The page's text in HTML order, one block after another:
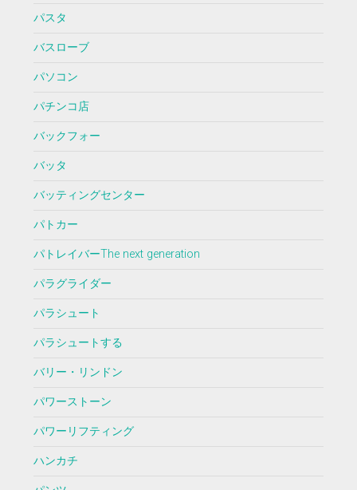
パスタ
バスローブ
パソコン
パチンコ店
バックフォー
バッタ
バッティングセンター
パトカー
パトレイバーThe next generation
パラグライダー
パラシュート
パラシュートする
バリー・リンドン
パワーストーン
パワーリフティング
ハンカチ